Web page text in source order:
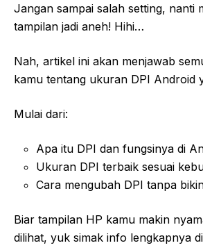
Jangan sampai salah setting, nanti
tampilan jadi aneh! Hihi…
Nah, artikel ini akan menjawab
kamu tentang ukuran DPI Android
Mulai dari:
Apa itu DPI dan fungsinya di
Ukuran DPI terbaik sesuai
Cara mengubah DPI tanpa
Biar tampilan HP kamu makin
dilihat, yuk simak info lengkapnya